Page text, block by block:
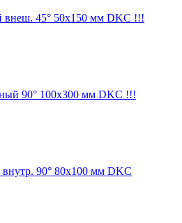
внеш. 45° 50х150 мм DKC !!!
90° 100х300 мм DKC !!!
90° 80х100 мм DKC